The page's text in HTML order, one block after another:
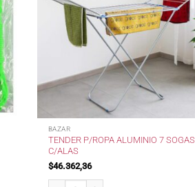
BAZAR
TENDER P/ROPA ALUMINIO 7 SOGAS
C/ALAS
$46.362,36